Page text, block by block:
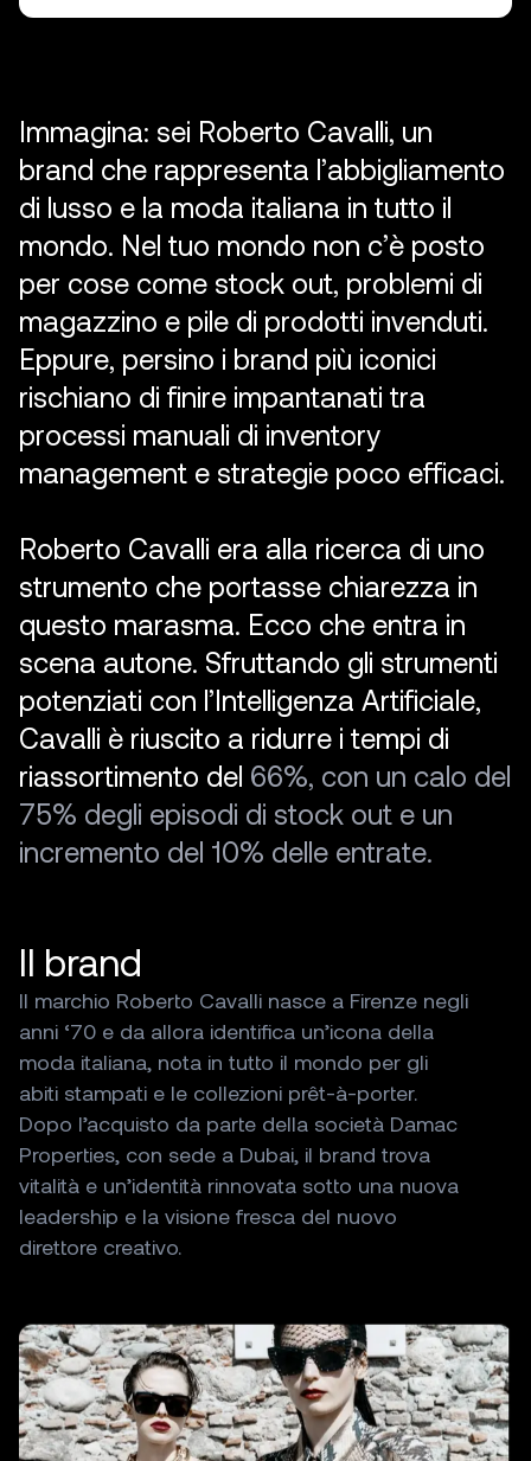
Immagina: sei Roberto Cavalli, un
brand che rappresenta l’abbigliamento
di lusso e la moda italiana in tutto il
mondo. Nel tuo mondo non c’è posto
per cose come stock out, problemi di
magazzino e pile di prodotti invenduti.
Eppure, persino i brand più iconici
rischiano di finire impantanati tra
processi manuali di inventory
management e strategie poco efficaci.
Roberto Cavalli era alla ricerca di uno
strumento che portasse chiarezza in
questo marasma. Ecco che entra in
scena autone. Sfruttando gli strumenti
potenziati con l’Intelligenza Artificiale,
Cavalli è riuscito a ridurre i tempi di
riassortimento del 66%, con un calo del
75% degli episodi di stock out e un
incremento del 10% delle entrate.
Il brand
Il marchio Roberto Cavalli nasce a Firenze negli
anni ‘70 e da allora identifica un’icona della
moda italiana, nota in tutto il mondo per gli
abiti stampati e le collezioni prêt-à-porter.
Dopo l’acquisto da parte della società Damac
Properties, con sede a Dubai, il brand trova
vitalità e un’identità rinnovata sotto una nuova
leadership e la visione fresca del nuovo
direttore creativo.